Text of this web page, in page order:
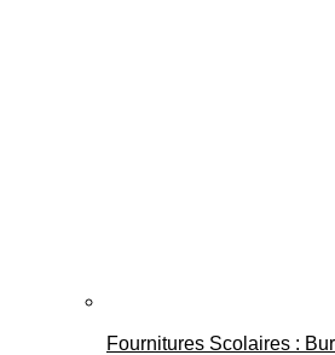
Fournitures Scolaires :